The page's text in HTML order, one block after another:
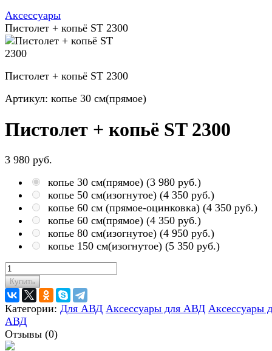
Аксессуары
Пистолет + копьё ST 2300
Пистолет + копьё ST 2300
Артикул: копье 30 см(прямое)
Пистолет + копьё ST 2300
3 980 руб.
копье 30 см(прямое) (3 980 руб.)
копье 50 см(изогнутое) (4 350 руб.)
копье 60 см (прямое-оцинковка) (4 350 руб.)
копье 60 см(прямое) (4 350 руб.)
копье 80 см(изогнутое) (4 950 руб.)
копье 150 см(изогнутое) (5 350 руб.)
Купить
Категории: Для АВД Аксессуары для АВД Аксессуары
АВД
Отзывы (0)